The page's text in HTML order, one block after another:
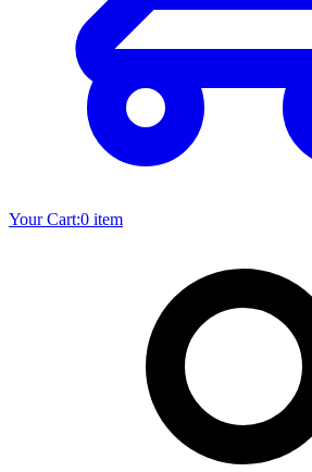
Your Cart:0 item